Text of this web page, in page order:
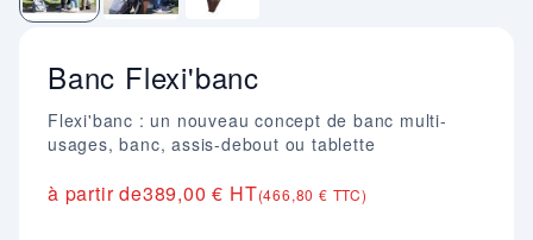
Banc Flexi'banc
Flexi'banc : un nouveau concept de banc multi-
usages, banc, assis-debout ou tablette
à partir de389,00 € HT(466,80 € TTC)